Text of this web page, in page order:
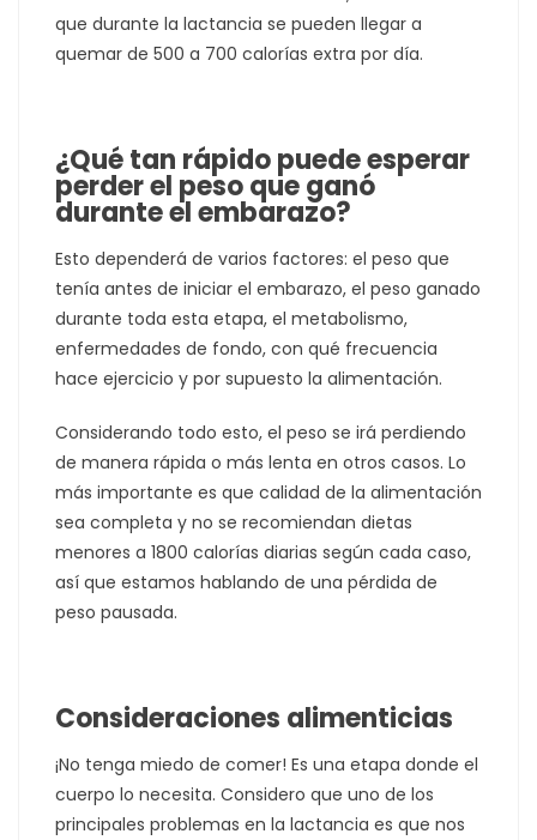
que durante la lactancia se pueden llegar a
quemar de 500 a 700 calorías extra por día.
¿Qué tan rápido puede esperar
perder el peso que ganó
durante el embarazo?
Esto dependerá de varios factores: el peso que
tenía antes de iniciar el embarazo, el peso ganado
durante toda esta etapa, el metabolismo,
enfermedades de fondo, con qué frecuencia
hace ejercicio y por supuesto la alimentación.
Considerando todo esto, el peso se irá perdiendo
de manera rápida o más lenta en otros casos. Lo
más importante es que calidad de la alimentación
sea completa y no se recomiendan dietas
menores a 1800 calorías diarias según cada caso,
así que estamos hablando de una pérdida de
peso pausada.
Consideraciones alimenticias
¡No tenga miedo de comer! Es una etapa donde el
cuerpo lo necesita. Considero que uno de los
principales problemas en la lactancia es que nos